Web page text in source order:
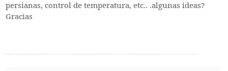
persianas, control de temperatura, etc.. .algunas ideas?
Gracias